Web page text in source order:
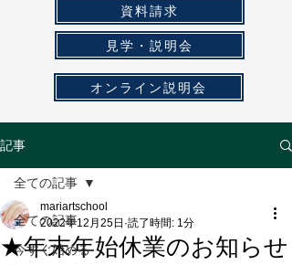
資料請求
見学・説明会
オンライン説明会
記事
全ての記事
今すぐ始める
全ての記事
★年末年始休業のお知らせ
mariartschool
2022年12月25日 読了時間: 1分